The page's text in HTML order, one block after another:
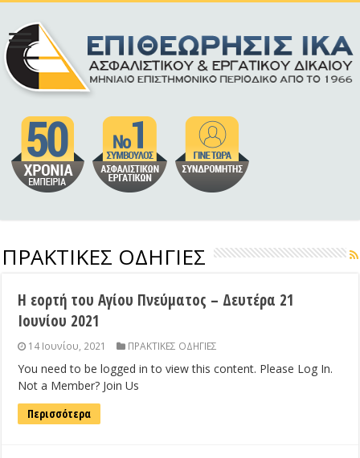
ΠΡΑΚΤΙΚΕΣ ΟΔΗΓΙΕΣ
Η εορτή του Αγίου Πνεύματος – Δευτέρα 21
Ιουνίου 2021
14 Ιουνίου, 2021 ΠΡΑΚΤΙΚΕΣ ΟΔΗΓΙΕΣ
You need to be logged in to view this content. Please Log In.
Not a Member? Join Us
Περισσότερα